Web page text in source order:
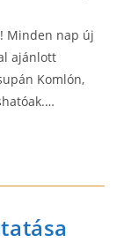
Minden nap új
ajánlott
Komlón,